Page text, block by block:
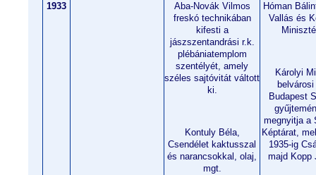
1933
Aba-Novák Vilmos
freskó technikában
kifesti a
jászszentandrási r.k.
plébániatemplom
szentélyét, amely
széles sajtóvitát váltott
ki.
Kontuly Béla,
Csendélet kaktusszal
és narancsokkal, olaj,
mgt.
Hóman
Vallás és
Károlyi
Budapest
megnyitja a
Képtárat,
1935-ig
majd Kopp